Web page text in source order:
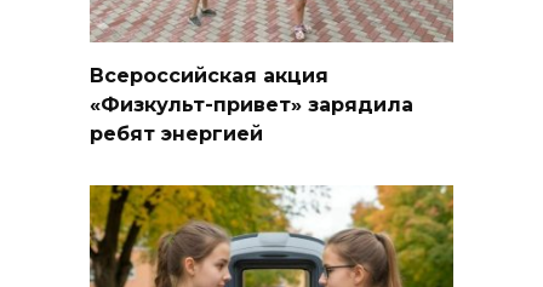
Всероссийская акция
«Физкульт-привет» зарядила
ребят энергией